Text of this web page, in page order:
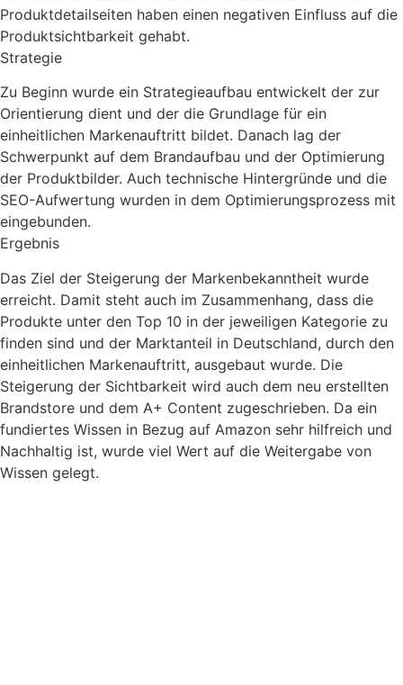
Produktdetailseiten haben einen negativen Einfluss auf die
Produktsichtbarkeit gehabt.
Strategie
Zu Beginn wurde ein Strategieaufbau entwickelt der zur
Orientierung dient und der die Grundlage für ein
einheitlichen Markenauftritt bildet. Danach lag der
Schwerpunkt auf dem Brandaufbau und der Optimierung
der Produktbilder. Auch technische Hintergründe und die
SEO-Aufwertung wurden in dem Optimierungsprozess mit
eingebunden.
Ergebnis
Das Ziel der Steigerung der Markenbekanntheit wurde
erreicht. Damit steht auch im Zusammenhang, dass die
Produkte unter den Top 10 in der jeweiligen Kategorie zu
finden sind und der Marktanteil in Deutschland, durch den
einheitlichen Markenauftritt, ausgebaut wurde. Die
Steigerung der Sichtbarkeit wird auch dem neu erstellten
Brandstore und dem A+ Content zugeschrieben. Da ein
fundiertes Wissen in Bezug auf Amazon sehr hilfreich und
Nachhaltig ist, wurde viel Wert auf die Weitergabe von
Wissen gelegt.